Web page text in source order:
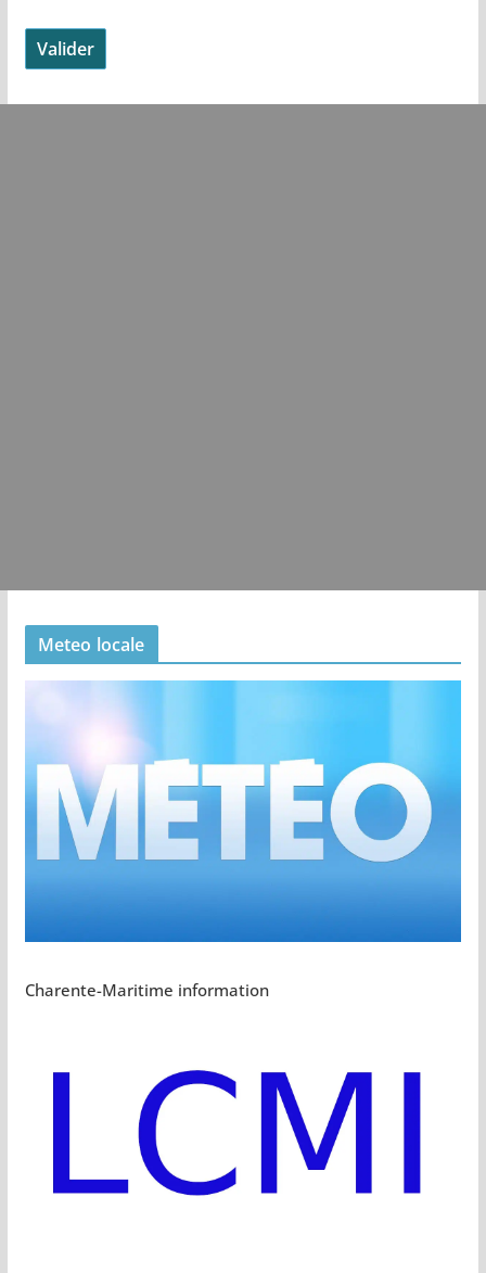
Meteo locale
Charente-Maritime information